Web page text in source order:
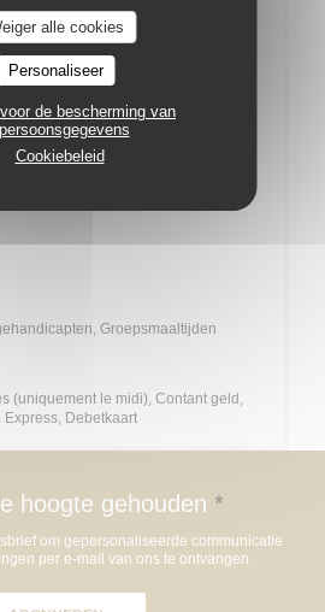
alle cookies
Personaliseer
de bescherming van
persoonsgegevens
Cookiebeleid
Groepsmaaltijden
(uniquement le midi), Contant geld,
Express, Debetkaart
hoogte gehouden *
om gepersonaliseerde communicatie
per e-mail van ons te ontvangen.